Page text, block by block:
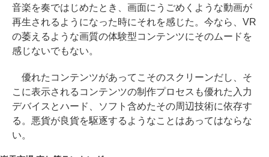
音楽を奏ではじめたとき、画面にうごめくような動画が
再生されるようになった時にそれを感じた。今なら、VR
の萎えるような画質の体験型コンテンツにそのムードを
感じないでもない。
優れたコンテンツがあってこそのスクリーンだし、そ
こに表示されるコンテンツの制作プロセスも優れた入力
デバイスとハード、ソフト含めたその周辺技術に依存す
る。悪貨が良貨を駆逐するようなことはあってはならな
い。